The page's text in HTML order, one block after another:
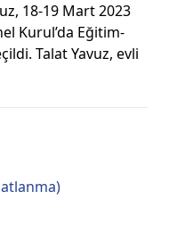
18-19 Mart 2023
Kurul’da Eğitim-
Talat Yavuz, evli